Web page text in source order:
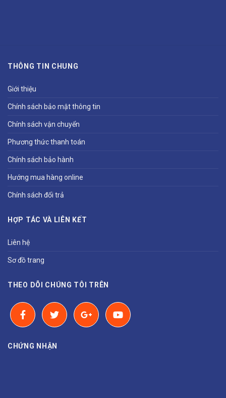
THÔNG TIN CHUNG
Giới thiệu
Chính sách bảo mật thông tin
Chính sách vận chuyển
Phương thức thanh toán
Chính sách bảo hành
Hướng mua hàng online
Chính sách đổi trả
HỢP TÁC VÀ LIÊN KẾT
Liên hệ
Sơ đồ trang
THEO DÕI CHÚNG TÔI TRÊN
CHỨNG NHẬN